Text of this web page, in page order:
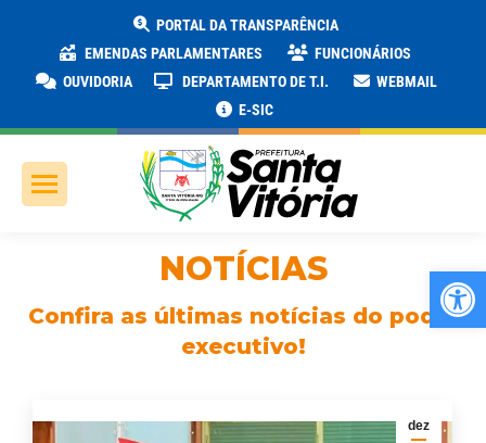
PORTAL DA TRANSPARÊNCIA
EMENDAS PARLAMENTARES
FUNCIONÁRIOS
OUVIDORIA
DEPARTAMENTO DE T.I.
WEBMAIL
E-SIC
NOTÍCIAS
Confira as últimas notícias do poder
executivo!
dez